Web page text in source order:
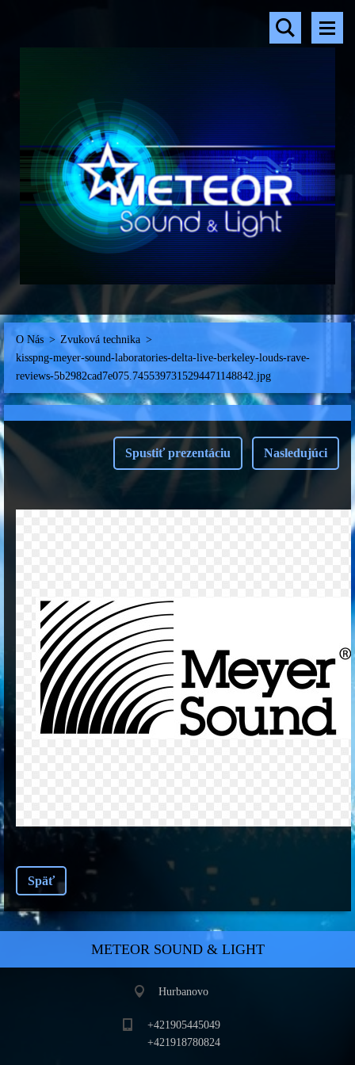
O Nás > Zvuková technika >
kisspng-meyer-sound-laboratories-delta-live-berkeley-louds-rave-
reviews-5b2982cad7e075.7455397315294471148842.jpg
Spustiť prezentáciu Nasledujúci
Späť
METEOR SOUND & LIGHT
Hurbanovo
+421905445049
+421918780824